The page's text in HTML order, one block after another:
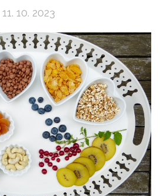
11. 10. 2023